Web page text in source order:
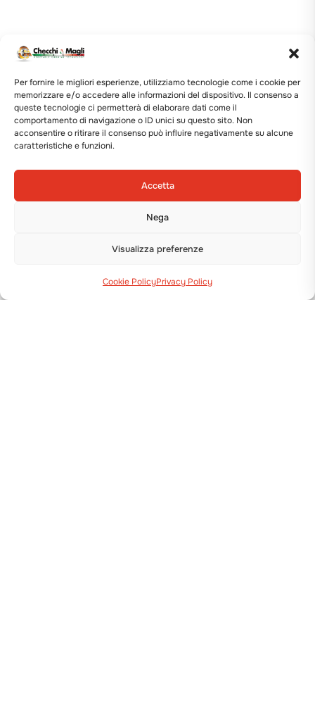
Per fornire le migliori esperienze, utilizziamo tecnologie come i cookie per
memorizzare e/o accedere alle informazioni del dispositivo. Il consenso a
queste tecnologie ci permetterà di elaborare dati come il
comportamento di navigazione o ID unici su questo sito. Non
acconsentire o ritirare il consenso può influire negativamente su alcune
caratteristiche e funzioni.
Accetta
Nega
Visualizza preferenze
Cookie PolicyPrivacy Policy